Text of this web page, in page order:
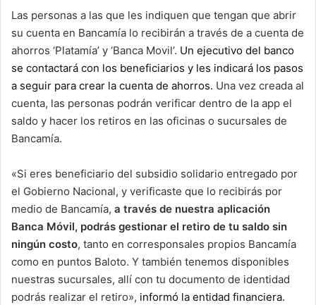
Las personas a las que les indiquen que tengan que abrir
su cuenta en Bancamía lo recibirán a través de a cuenta de
ahorros ‘Platamía’ y ‘Banca Movil’. Un ejecutivo del banco
se contactará con los beneficiarios y les indicará los pasos
a seguir para crear la cuenta de ahorros. Una vez creada al
cuenta, las personas podrán verificar dentro de la app el
saldo y hacer los retiros en las oficinas o sucursales de
Bancamía.
«Si eres beneficiario del subsidio solidario entregado por
el Gobierno Nacional, y verificaste que lo recibirás por
medio de Bancamía, a través de nuestra aplicación
Banca Móvil, podrás gestionar el retiro de tu saldo sin
ningún costo, tanto en corresponsales propios Bancamía
como en puntos Baloto. Y también tenemos disponibles
nuestras sucursales, allí con tu documento de identidad
podrás realizar el retiro», informó la entidad financiera.